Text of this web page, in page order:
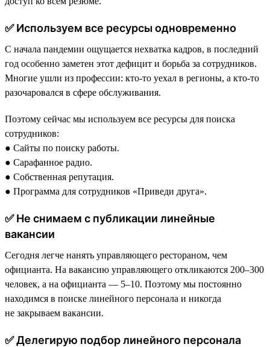
✅ Используем все ресурсы одновременно
С начала пандемии ощущается нехватка кадров, в последний
год особенно заметен этот дефицит и борьба за сотрудников.
Многие ушли из профессии: кто-то уехал в регионы, а кто-то
разочаровался в сфере обслуживания.
Поэтому сейчас мы используем все ресурсы для поиска
сотрудников:
● Сайты по поиску работы.
● Сарафанное радио.
● Собственная репутация.
● Программа для сотрудников «Приведи друга».
✅ Не снимаем с публикации линейные
вакансии
Сегодня легче нанять управляющего рестораном, чем
официанта. На вакансию управляющего откликаются 200–300
человек, а на официанта — 5–10. Поэтому мы постоянно
находимся в поиске линейного персонала и никогда
не закрываем вакансии.
✅ Делегирую подбор линейного персонала